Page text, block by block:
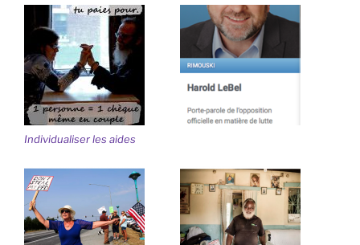
Individualiser les aides